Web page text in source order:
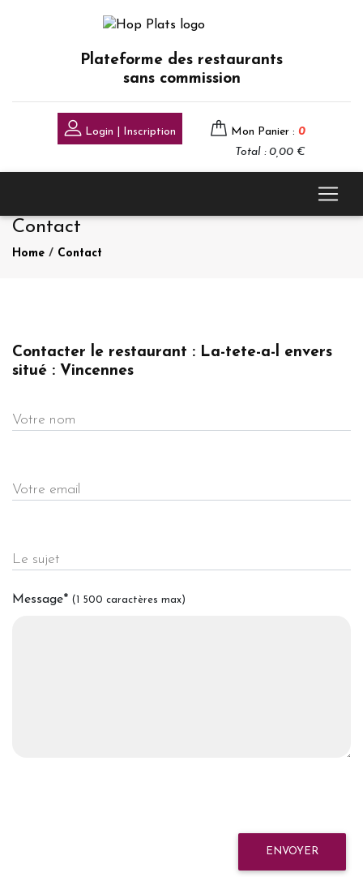
Plateforme des restaurants
sans commission
Login | Inscription Mon Panier : 0
Total : 0,00 €
Contact
Home / Contact
Contacter le restaurant : La-tete-a-l envers
situé : Vincennes
Votre nom
Votre email
Le sujet
Message* (1 500 caractères max)
ENVOYER